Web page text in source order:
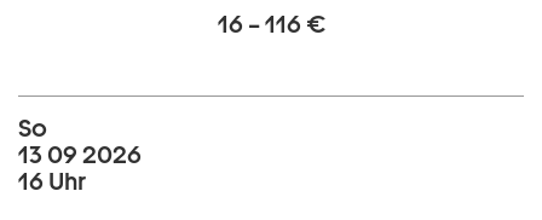
16 – 116 €
So
13 09 2026
16 Uhr